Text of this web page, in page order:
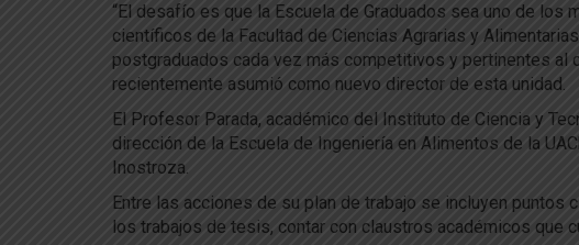
“El desafío es que la Escuela de Graduados sea uno de
científicos de la Facultad de Ciencias Agrarias y
postgraduados cada vez más competitivos y pertinentes al
recientemente asumió como nuevo director de esta unidad.
El Profesor Parada, académico del Instituto de Ciencia y
dirección de la Escuela de Ingeniería en Alimentos de la
Inostroza.
Entre las acciones de su plan de trabajo se incluyen
los trabajos de tesis, contar con claustros académicos que